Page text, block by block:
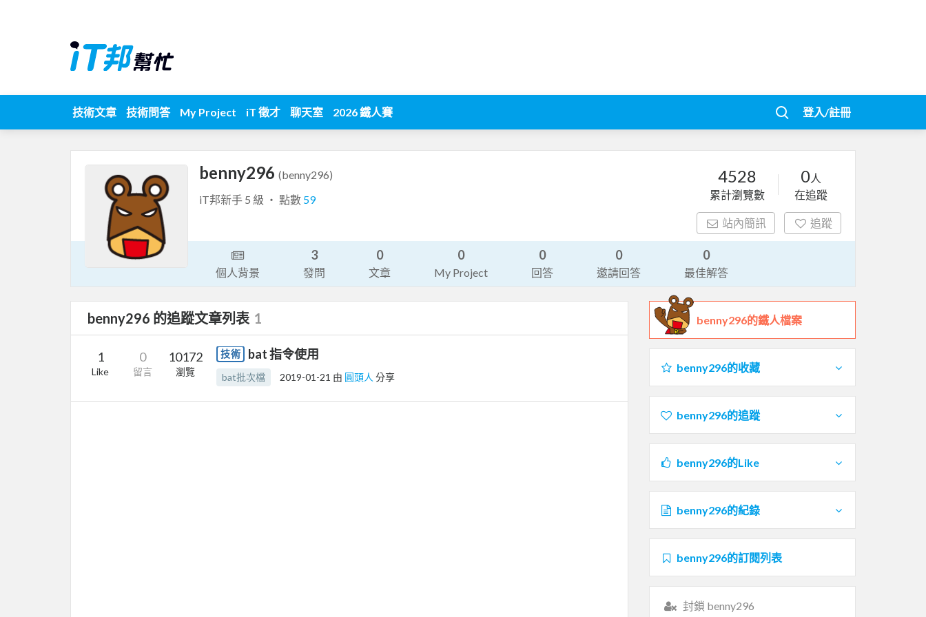
技術文章 技術問答 My Project iT 徵才 聊天室 2026 鐵人賽 登入/註冊
benny296 (benny296)
iT邦新手 5 級 ‧ 點數 59
4528
累計瀏覽數
0人
在追蹤
站內簡訊 追蹤
個人背景
3
發問
0
文章
0
My Project
0
回答
0
邀請回答
0
最佳解答
benny296 的追蹤文章列表 1
1
Like
0
留言
10172
瀏覽
技術 bat 指令使用
bat批次檔 2019-01-21 由 圓頭人 分享
benny296的鐵人檔案
benny296的收藏
benny296的追蹤
benny296的Like
benny296的紀錄
benny296的訂閱列表
封鎖 benny296